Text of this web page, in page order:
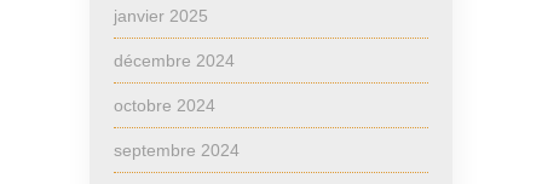
janvier 2025
décembre 2024
octobre 2024
septembre 2024